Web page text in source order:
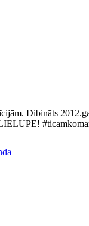
Dibināts